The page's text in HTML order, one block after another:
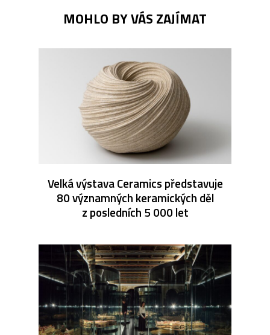
MOHLO BY VÁS ZAJÍMAT
Velká výstava Ceramics představuje
80 významných keramických děl
z posledních 5 000 let